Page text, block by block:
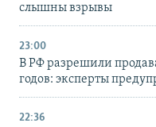
слышны взрывы
23:00
В РФ разрешили
годов: эксперты
22:36